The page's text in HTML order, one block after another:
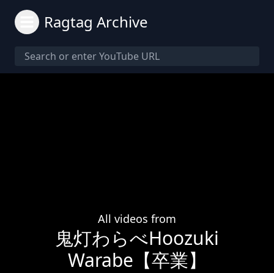
Ragtag Archive
All videos from
鬼灯わらべHoozuki
Warabe【卒業】